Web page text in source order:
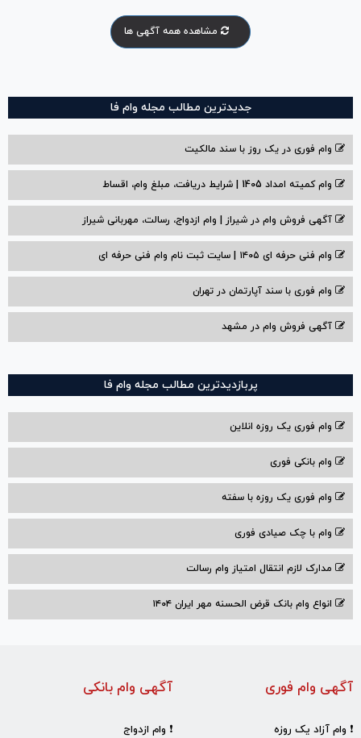
مشاهده همه آگهی ها
جدیدترین مطالب مجله وام فا
وام فوری در یک روز با سند مالکیت
وام کمیته امداد 1405 | شرایط دریافت، مبلغ وام، اقساط
آگهی فروش وام در شیراز | وام ازدواج، رسالت، مهربانی شیراز
وام فنی حرفه ای ۱۴۰۵ | سایت ثبت نام وام فنی حرفه ای
وام فوری با سند آپارتمان در تهران
آگهی فروش وام در مشهد
پربازدیدترین مطالب مجله وام فا
وام فوری یک روزه انلاین
وام بانکی فوری
وام فوری یک روزه با سفته
وام با‌ چک صیادی‌ فوری
مدارک لازم انتقال امتیاز وام رسالت
انواع وام بانک قرض الحسنه مهر ایران ۱۴۰۴
آگهی وام بانکی
❗ وام ازدواج
آگهی وام فوری
❗ وام آزاد یک روزه